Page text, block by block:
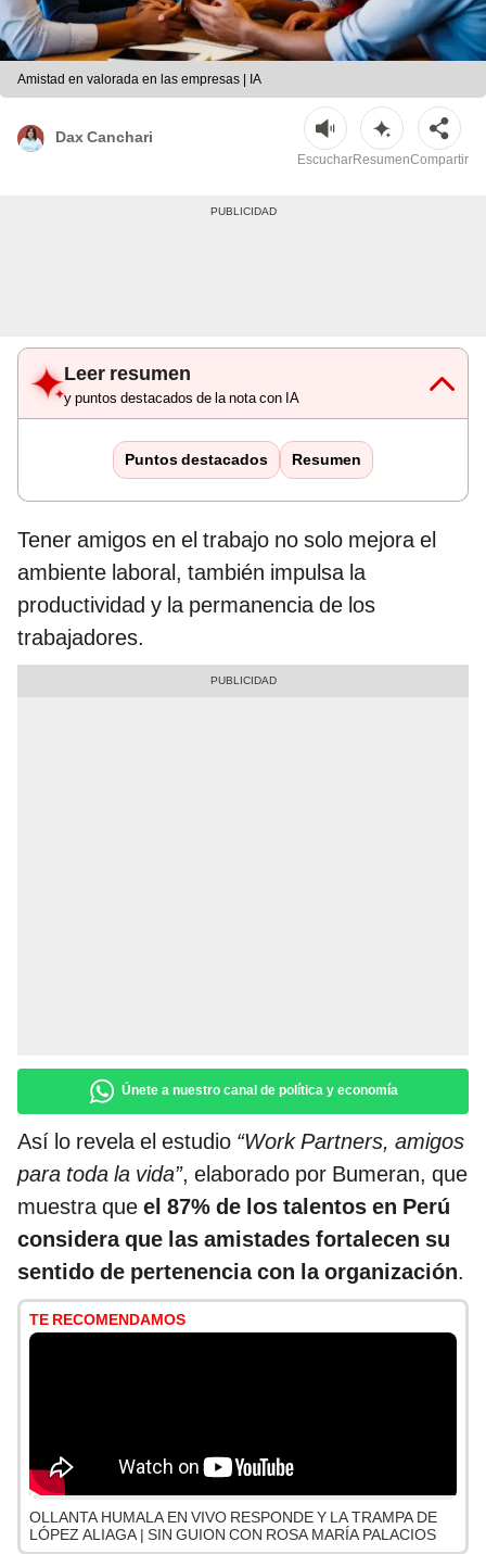
Amistad en valorada en las empresas | IA
Dax Canchari
EscucharResumenCompartir
Leer resumen
y puntos destacados de la nota con IA
Puntos destacados Resumen
Tener amigos en el trabajo no solo mejora el
ambiente laboral, también impulsa la
productividad y la permanencia de los
trabajadores.
Únete a nuestro canal de política y economía
Así lo revela el estudio “Work Partners, amigos
para toda la vida”, elaborado por Bumeran, que
muestra que el 87% de los talentos en Perú
considera que las amistades fortalecen su
sentido de pertenencia con la organización.
TE RECOMENDAMOS
OLLANTA HUMALA EN VIVO RESPONDE Y LA TRAMPA DE
LÓPEZ ALIAGA | SIN GUION CON ROSA MARÍA PALACIOS